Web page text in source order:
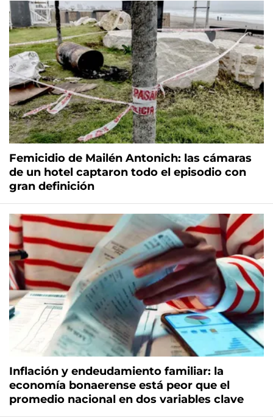
Femicidio de Mailén Antonich: las cámaras
de un hotel captaron todo el episodio con
gran definición
Inflación y endeudamiento familiar: la
economía bonaerense está peor que el
promedio nacional en dos variables clave